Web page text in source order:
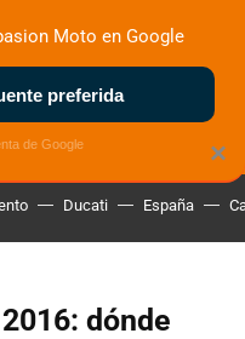
MOTOS ELÉCTRICAS
Ducati España
dónde
×
Moto en Google
preferida
de Google